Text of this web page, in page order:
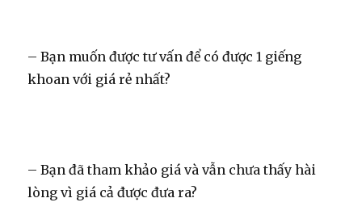
– Bạn muốn được tư vấn để có được 1 giếng
khoan với giá rẻ nhất?
– Bạn đã tham khảo giá và vẫn chưa thấy hài
lòng vì giá cả được đưa ra?